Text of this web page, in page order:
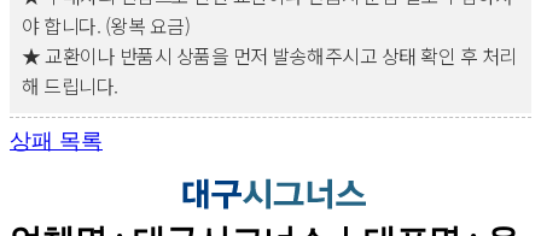
야 합니다. (왕복 요금)
★ 교환이나 반품시 상품을 먼저 발송해주시고 상태 확인 후 처리
해 드립니다.
상패 목록